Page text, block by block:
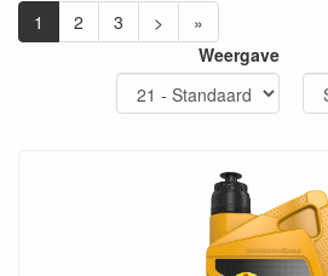
1 2 3 >
»
Weergave